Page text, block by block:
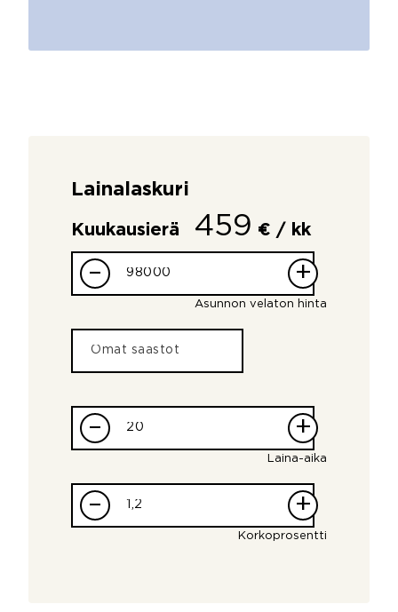
Lainalaskuri
Kuukausierä 459 € / kk
– +
Asunnon velaton hinta
– +
Laina-aika
– +
Korkoprosentti